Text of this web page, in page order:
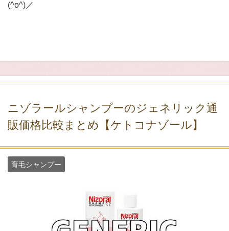
(^o^)／
ニゾラールシャンプーのジェネリック通
販価格比較まとめ【ケトコナゾール】
育毛シャンプー